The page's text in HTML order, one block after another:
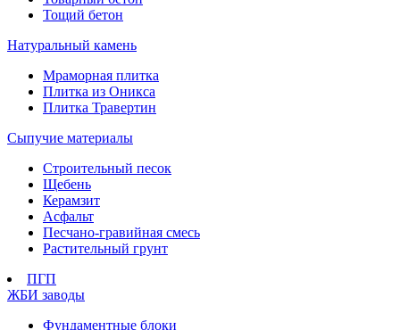
Тощий бетон
Натуральный камень
Мраморная плитка
Плитка из Оникса
Плитка Травертин
Сыпучие материалы
Строительный песок
Щебень
Керамзит
Асфальт
Песчано-гравийная смесь
Растительный грунт
ПГП
ЖБИ заводы
Фундаментные блоки